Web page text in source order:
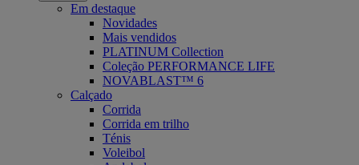
Em destaque
Novidades
Mais vendidos
PLATINUM Collection
Coleção PERFORMANCE LIFE
NOVABLAST™ 6
Calçado
Corrida
Corrida em trilho
Ténis
Voleibol